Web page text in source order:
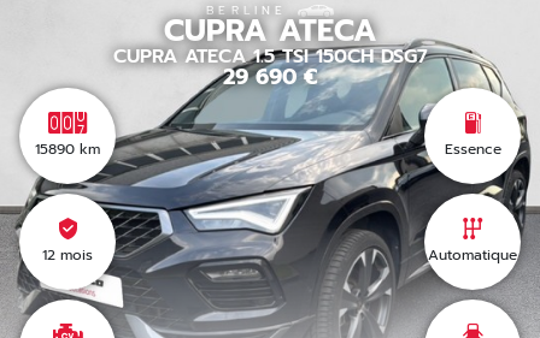
BERLINE
CUPRA ATECA
CUPRA ATECA 1.5 TSI 150CH DSG7
29 690 €
15890 km
12 mois
Essence
Automatique